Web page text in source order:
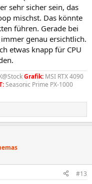
sehr sicher sein, das
mischst. Das könnte
führen. Gerade bei
genau ersichtlich.
etwas knapp für CPU
Grafik: MSI RTX 4090
Seasonic Prime PX-1000
#13